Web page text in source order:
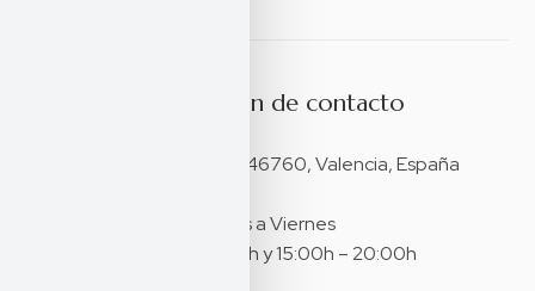
Información de contacto
Partida Massalari, 3, 46760, Valencia, España
Lunes a Viernes
09:00h – 13:00h y 15:00h – 20:00h